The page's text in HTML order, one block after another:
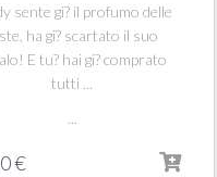
sente gi? il profumo delle
ha gi? scartato il suo
E tu? hai gi? comprato
tutti ...
€